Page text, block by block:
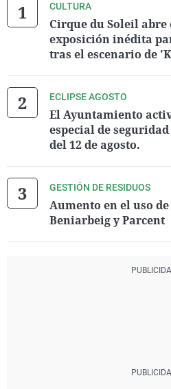
CULTURA
Cirque du Soleil
exposición inédita
tras el escenario de
ECLIPSE AGOSTO
El Ayuntamiento
especial de
del 12 de agosto.
GESTIÓN DE RESIDUOS
Aumento en el uso
Beniarbeig y Parcent